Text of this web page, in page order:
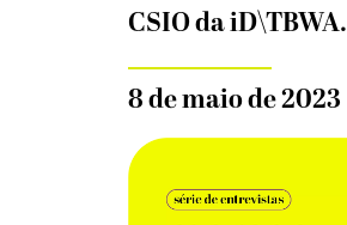
CSIO da iD\TBWA.
8 de maio de 2023